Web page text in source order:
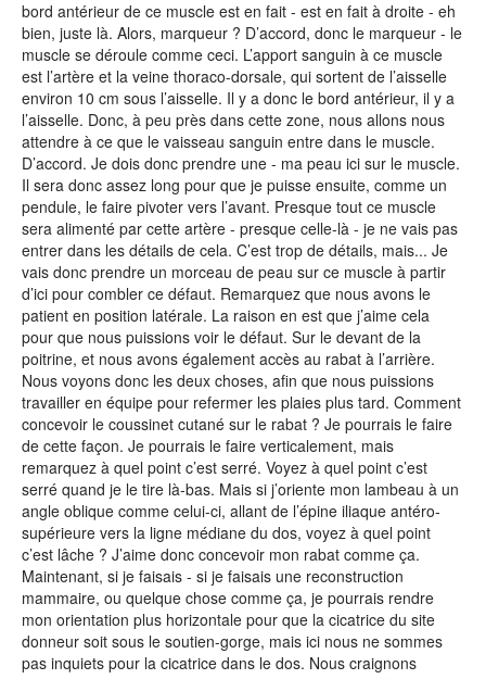
bord antérieur de ce muscle est en fait - est en fait à droite - eh
bien, juste là. Alors, marqueur ? D’accord, donc le marqueur - le
muscle se déroule comme ceci. L’apport sanguin à ce muscle
est l’artère et la veine thoraco-dorsale, qui sortent de l’aisselle
environ 10 cm sous l’aisselle. Il y a donc le bord antérieur, il y a
l’aisselle. Donc, à peu près dans cette zone, nous allons nous
attendre à ce que le vaisseau sanguin entre dans le muscle.
D’accord. Je dois donc prendre une - ma peau ici sur le muscle.
Il sera donc assez long pour que je puisse ensuite, comme un
pendule, le faire pivoter vers l’avant. Presque tout ce muscle
sera alimenté par cette artère - presque celle-là - je ne vais pas
entrer dans les détails de cela. C’est trop de détails, mais... Je
vais donc prendre un morceau de peau sur ce muscle à partir
d’ici pour combler ce défaut. Remarquez que nous avons le
patient en position latérale. La raison en est que j’aime cela
pour que nous puissions voir le défaut. Sur le devant de la
poitrine, et nous avons également accès au rabat à l’arrière.
Nous voyons donc les deux choses, afin que nous puissions
travailler en équipe pour refermer les plaies plus tard. Comment
concevoir le coussinet cutané sur le rabat ? Je pourrais le faire
de cette façon. Je pourrais le faire verticalement, mais
remarquez à quel point c’est serré. Voyez à quel point c’est
serré quand je le tire là-bas. Mais si j’oriente mon lambeau à un
angle oblique comme celui-ci, allant de l’épine iliaque antéro-
supérieure vers la ligne médiane du dos, voyez à quel point
c’est lâche ? J’aime donc concevoir mon rabat comme ça.
Maintenant, si je faisais - si je faisais une reconstruction
mammaire, ou quelque chose comme ça, je pourrais rendre
mon orientation plus horizontale pour que la cicatrice du site
donneur soit sous le soutien-gorge, mais ici nous ne sommes
pas inquiets pour la cicatrice dans le dos. Nous craignons